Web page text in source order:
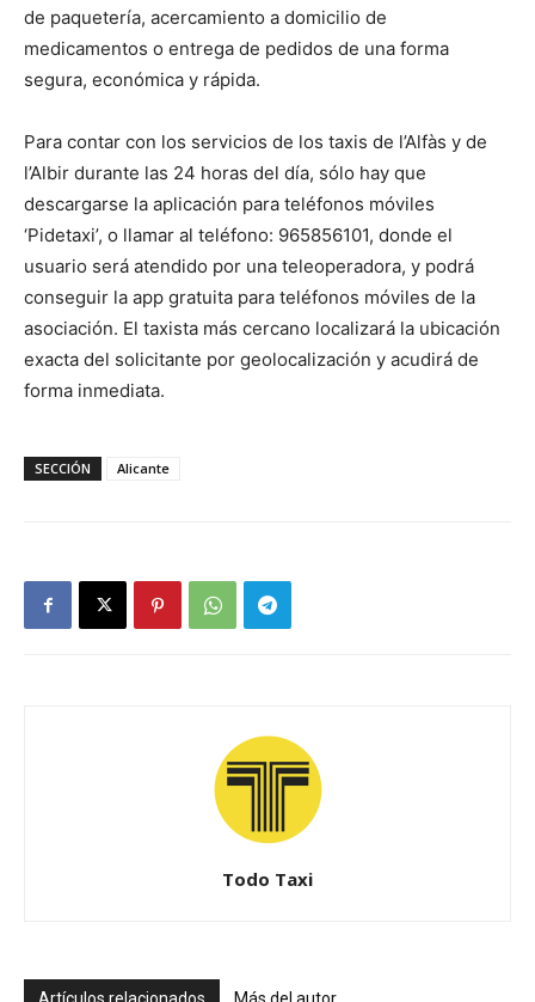
de paquetería, acercamiento a domicilio de
medicamentos o entrega de pedidos de una forma
segura, económica y rápida.
Para contar con los servicios de los taxis de l’Alfàs y de
l’Albir durante las 24 horas del día, sólo hay que
descargarse la aplicación para teléfonos móviles
‘Pidetaxi’, o llamar al teléfono: 965856101, donde el
usuario será atendido por una teleoperadora, y podrá
conseguir la app gratuita para teléfonos móviles de la
asociación. El taxista más cercano localizará la ubicación
exacta del solicitante por geolocalización y acudirá de
forma inmediata.
SECCIÓN Alicante
Todo Taxi